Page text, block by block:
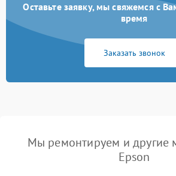
Оставьте заявку, мы свяжемся с
время
Заказать звонок
Мы ремонтируем и
Epson